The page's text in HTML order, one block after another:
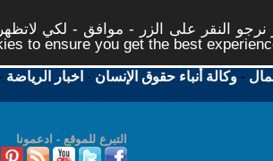
النقر على الزر - موافق - لكي
to ensure you get the best
-وكالة أنباء حقوق الإنسان - اخبار الرياضة
التبرع للموقع - ادعمونا